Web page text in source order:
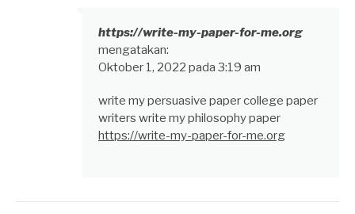
https://write-my-paper-for-me.org
mengatakan:
Oktober 1, 2022 pada 3:19 am
write my persuasive paper college paper
writers write my philosophy paper
https://write-my-paper-for-me.org